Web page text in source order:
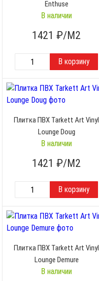
Enthuse
В наличии
1421 ₽/М2
Плитка ПВХ Tarkett Art Vinyl
Lounge Doug
В наличии
1421 ₽/М2
Плитка ПВХ Tarkett Art Vinyl
Lounge Demure
В наличии